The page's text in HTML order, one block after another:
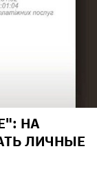
НА
ЛИЧНЫЕ